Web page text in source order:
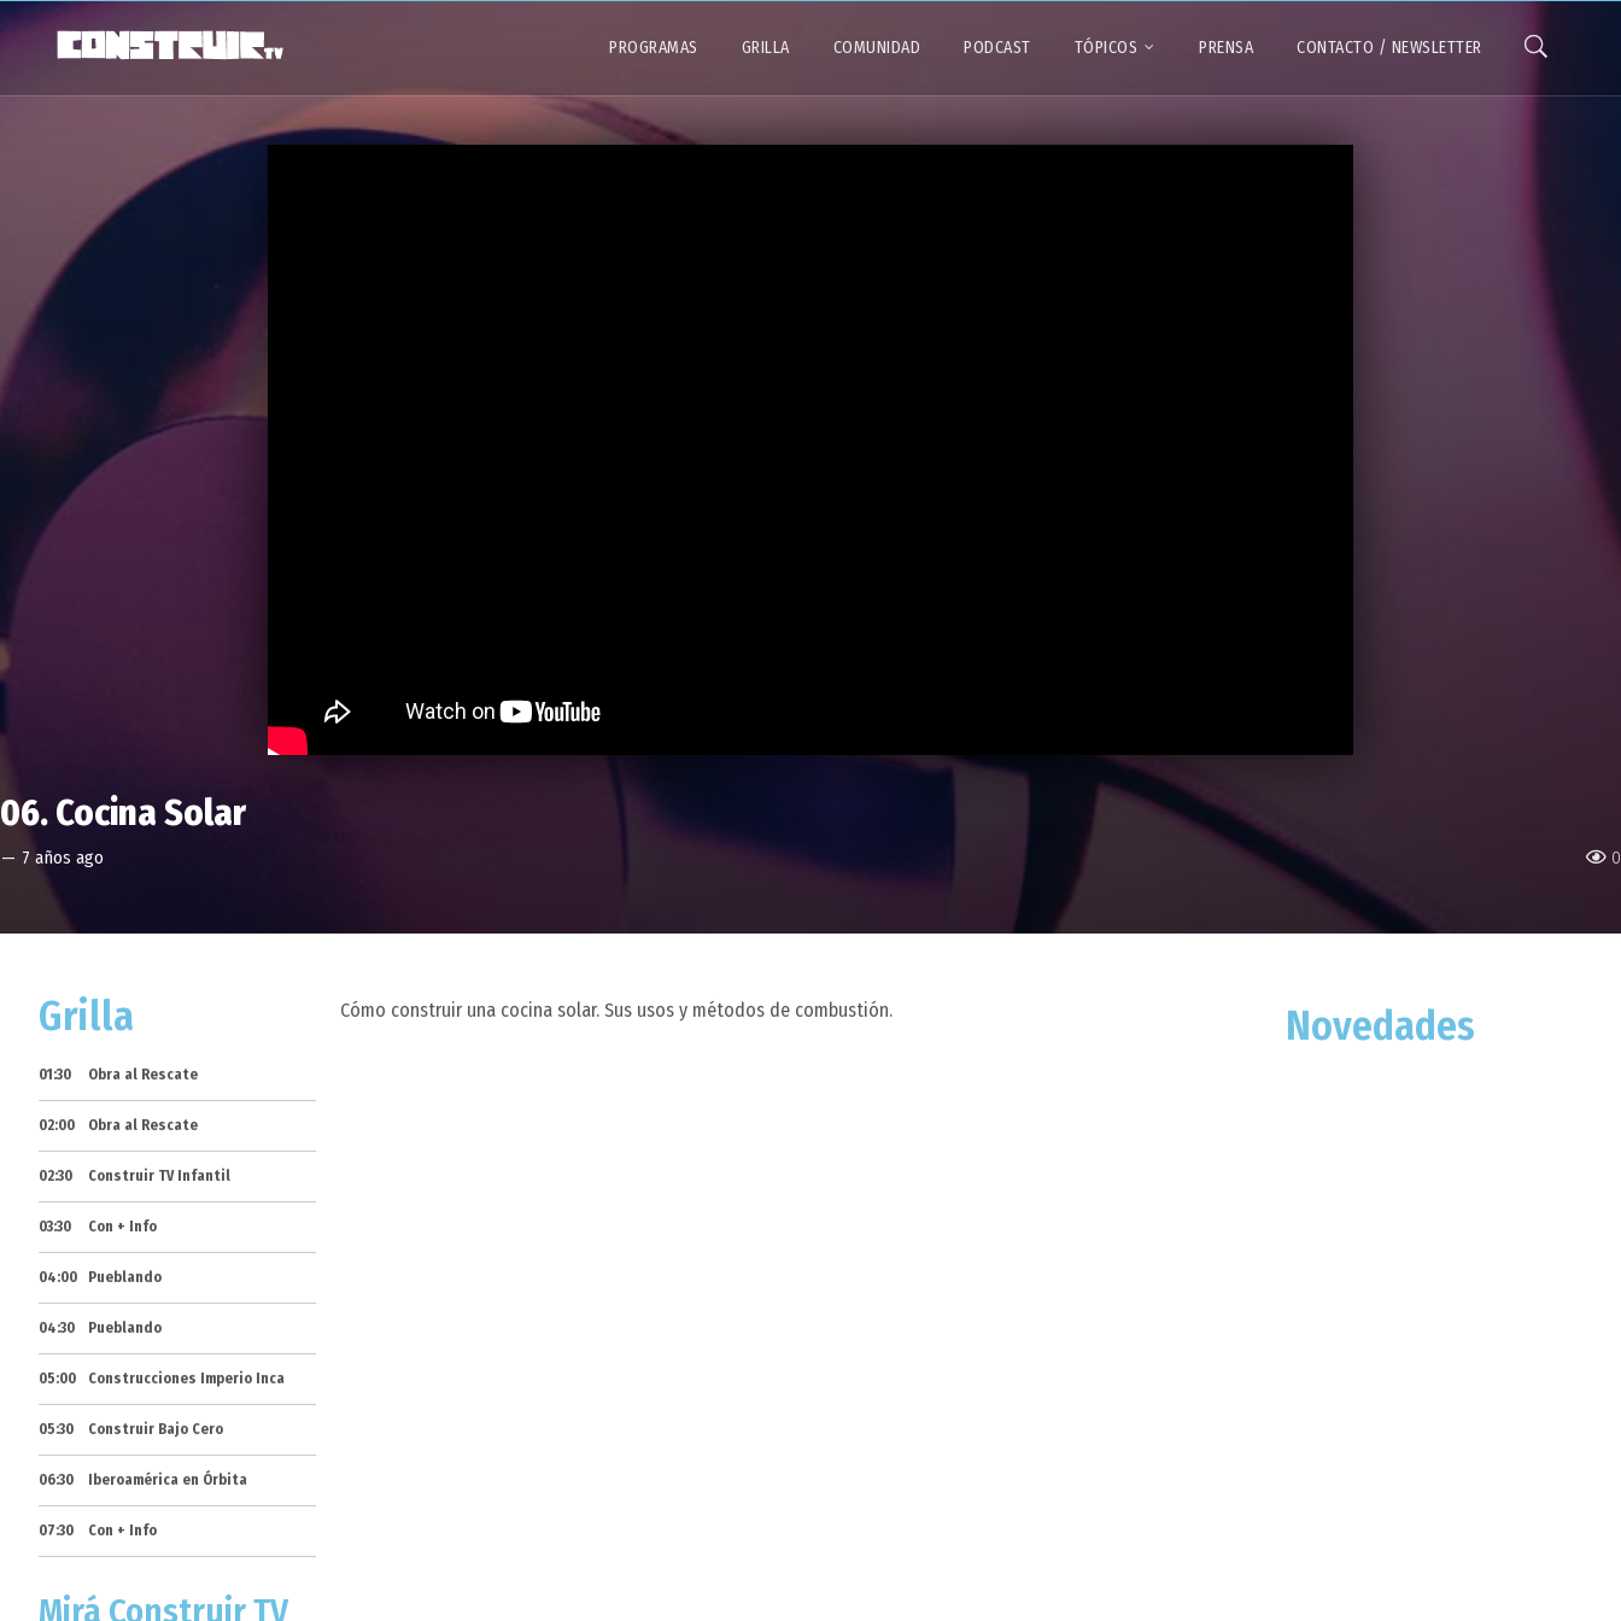
PROGRAMAS GRILLA COMUNIDAD PODCAST TÓPICOS PRENSA CONTACTO / NEWSLETTER
0
06. Cocina Solar
— 7 años ago
Grilla
01:30 Obra al Rescate
02:00 Obra al Rescate
02:30 Construir TV Infantil
03:30 Con + Info
04:00 Pueblando
04:30 Pueblando
05:00 Construcciones Imperio Inca
05:30 Construir Bajo Cero
06:30 Iberoamérica en Órbita
07:30 Con + Info
Mirá Construir TV
Cómo construir una cocina solar. Sus usos y métodos de combustión. Novedades